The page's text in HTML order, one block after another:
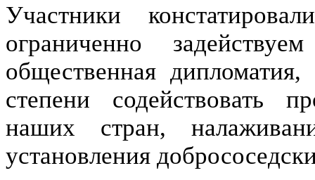
Участники
ограниченно
общественная
степени содействовать
наших стран,
установления